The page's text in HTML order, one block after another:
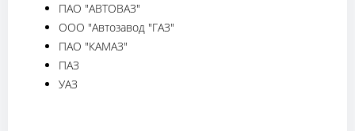
ПАО "АВТОВАЗ"
ООО "Автозавод "ГАЗ"
ПАО "КАМАЗ"
ПАЗ
УАЗ